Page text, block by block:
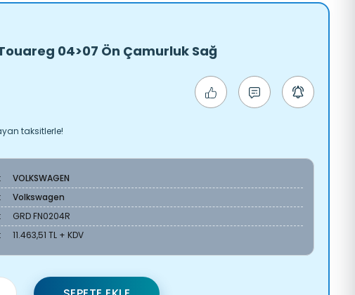
04>07 Ön Çamurluk Sağ
taksitlerle!
VOLKSWAGEN
Volkswagen
GRD FN0204R
11.463,51 TL + KDV